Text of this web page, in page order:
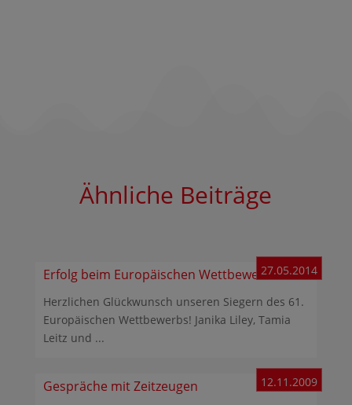
Ähnliche Beiträge
Erfolg beim Europäischen Wettbewerb27.05.2014
Herzlichen Glückwunsch unseren Siegern des 61.
Europäischen Wettbewerbs! Janika Liley, Tamia
Leitz und ...
Gespräche mit Zeitzeugen 12.11.2009